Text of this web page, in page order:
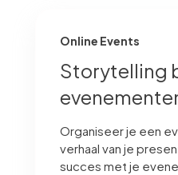
Online Events
Storytelling
Organiseer je een
verhaal van je
succes met je